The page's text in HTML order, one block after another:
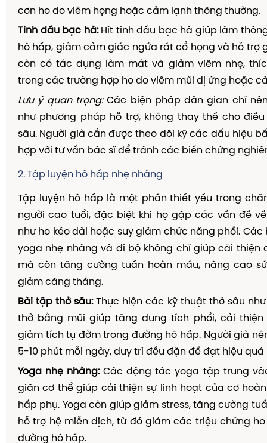
cơn ho do viêm họng hoặc cảm lạnh thông thường.
Tinh dầu bạc hà:Hít tinh dầu bạc hà giúp làm
hô hấp, giảm cảm giác ngứa rát cổ họng và hỗ trợ
còn có tác dụng làm mát và giảm viêm nhẹ,
trong các trường hợp ho do viêm mũi dị ứng hoặc
Lưu ý quan trọng:Các biện pháp dân gian chỉ
như phương pháp hỗ trợ, không thay thế cho
sâu. Người già cần được theo dõi kỹ các dấu hiệu
hợp với tư vấn bác sĩ để tránh các biến chứng
2. Tập luyện hô hấp nhẹ nhàng
Tập luyện hô hấp là một phần thiết yếu trong
người cao tuổi, đặc biệt khi họ gặp các vấn đề
như ho kéo dài hoặc suy giảm chức năng phổi. Các
yoga nhẹ nhàng và đi bộ không chỉ giúp cải thiện
mà còn tăng cường tuần hoàn máu, nâng cao
giảm căng thẳng.
Bài tập thở sâu:Thực hiện các kỹ thuật thở sâu
thở bằng mũi giúp tăng dung tích phổi, cải thiện
giảm tích tụ đờm trong đường hô hấp. Người già
5-10 phút mỗi ngày, duy trì đều đặn để đạt hiệu quả
Yoga nhẹ nhàng:Các động tác yoga tập trung
giãn cơ thể giúp cải thiện sự linh hoạt của cơ
hấp phụ. Yoga còn giúp giảm stress, tăng cường
hỗ trợ hệ miễn dịch, từ đó giảm các triệu chứng
đường hô hấp.